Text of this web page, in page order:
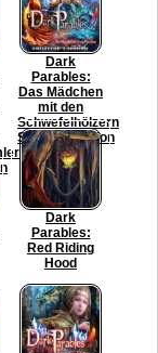
Dark
Parables:
Das Mädchen
mit den
Schwefelhölzern
Sammleredition
Dark
Parables:
Red Riding
Hood